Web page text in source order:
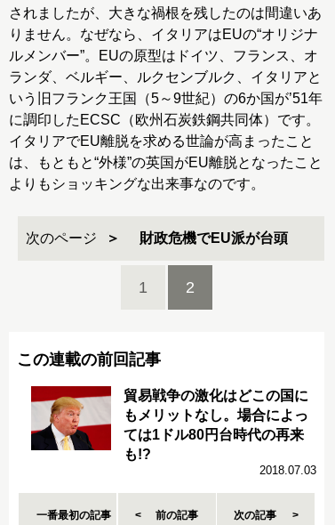
されましたが、大きな禍根を残したのは間違いあ
りません。なぜなら、イタリアはEUの“オリジナ
ルメンバー”。EUの原型はドイツ、フランス、オ
ランダ、ベルギー、ルクセンブルク、イタリアと
いう旧フランク王国（5～9世紀）の6か国が’51年
に調印したECSC（欧州石炭鉄鋼共同体）です。
イタリアでEU離脱を求める世論が高まったこと
は、もともと“外様”の英国がEU離脱となったこと
よりもショッキングな出来事なのです。
次のページ 財政危機でEU派が台頭
1 2
この連載の前回記事
貿易戦争の激化はどこの国に
もメリットなし。場合によっ
ては1ドル80円台時代の再来
も!?
2018.07.03
一番最初の記事 前の記事 次の記事